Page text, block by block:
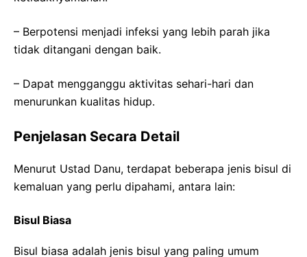
– Berpotensi menjadi infeksi yang lebih parah jika
tidak ditangani dengan baik.
– Dapat mengganggu aktivitas sehari-hari dan
menurunkan kualitas hidup.
Penjelasan Secara Detail
Menurut Ustad Danu, terdapat beberapa jenis bisul di
kemaluan yang perlu dipahami, antara lain:
Bisul Biasa
Bisul biasa adalah jenis bisul yang paling umum